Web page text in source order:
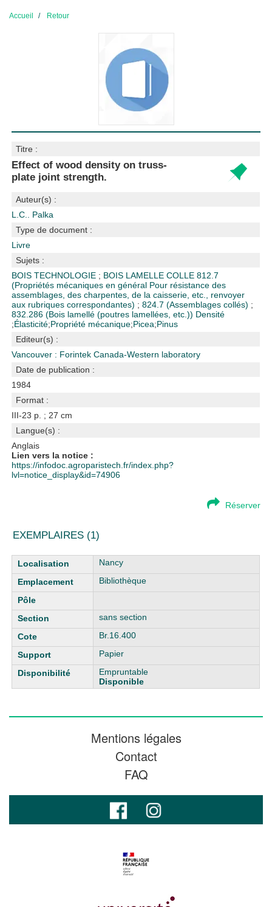
Accueil Retour
Titre :
Effect of wood density on truss-
plate joint strength.
Auteur(s) :
L.C.. Palka
Type de document :
Livre
Sujets :
BOIS TECHNOLOGIE ; BOIS LAMELLE COLLE812.7
(Propriétés mécaniques en général Pour résistance des
assemblages, des charpentes, de la caisserie, etc., renvoyer
aux rubriques correspondantes) ;824.7 (Assemblages collés) ;
832.286 (Bois lamellé (poutres lamellées, etc.)) Densité
;Élasticité;Propriété mécanique;Picea;Pinus
Editeur(s) :
Vancouver : Forintek Canada-Western laboratory
Date de publication :
1984
Format :
III-23 p. ; 27 cm
Langue(s) :
Anglais
Lien vers la notice :
https://infodoc.agroparistech.fr/index.php?
lvl=notice_display&id=74906
Réserver
EXEMPLAIRES (1)
Liste des exemplaires
Nancy
Bibliothèque
sans section
Br.16.400
Papier
Empruntable
Disponible
Mentions légales
Contact
FAQ